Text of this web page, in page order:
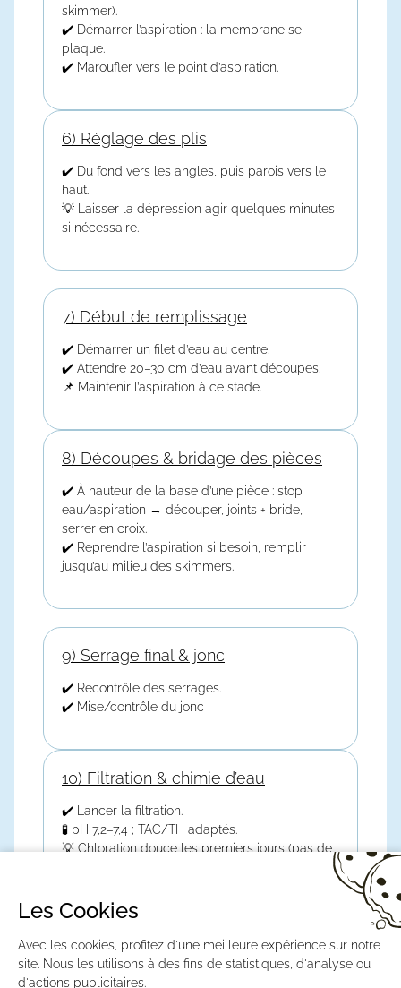
skimmer).
✔️ Démarrer l’aspiration : la membrane se
plaque.
✔️ Maroufler vers le point d’aspiration.
6) Réglage des plis
✔️ Du fond vers les angles, puis parois vers le
haut.
💡 Laisser la dépression agir quelques minutes
si nécessaire.
7) Début de remplissage
✔️ Démarrer un filet d’eau au centre.
✔️ Attendre 20–30 cm d’eau avant découpes.
📌 Maintenir l’aspiration à ce stade.
8) Découpes & bridage des pièces
✔️ À hauteur de la base d’une pièce : stop
eau/aspiration → découper, joints + bride,
serrer en croix.
✔️ Reprendre l’aspiration si besoin, remplir
jusqu’au milieu des skimmers.
9) Serrage final & jonc
✔️ Recontrôle des serrages.
✔️ Mise/contrôle du jonc
10) Filtration & chimie d’eau
✔️ Lancer la filtration.
🧪 pH 7,2–7,4 ; TAC/TH adaptés.
💡 Chloration douce les premiers jours (pas de
11) Contrôle final
Les Cookies
Avec les cookies, profitez d'une meilleure expérience sur notre
site. Nous les utilisons à des fins de statistiques, d'analyse ou
d'actions publicitaires.